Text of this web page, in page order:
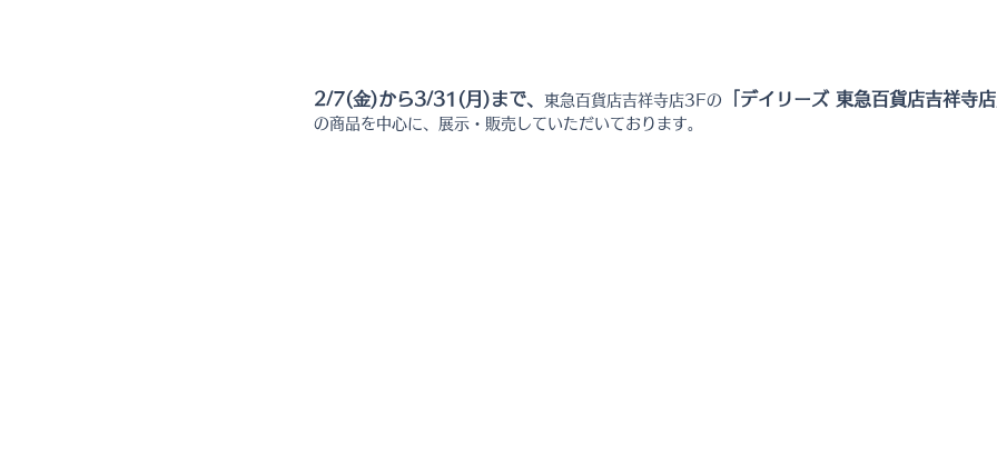
2/7(金)から3/31(月)まで、 東急百貨店吉祥寺店3Fの 「デイリーズ 東急百貨店吉祥寺店
の商品を中心に、展示・販売していただいております。